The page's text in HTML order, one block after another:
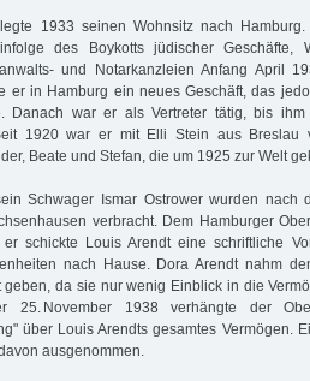
1933 seinen Wohnsitz nach
des Boykotts jüdischer Geschäfte,
und Notarkanzleien Anfang April
er in Hamburg ein neues Geschäft, das
Danach war er als Vertreter tätig, bis
1920 war er mit Elli Stein aus Breslau
Beate und Stefan, die um 1925 zur Welt
Schwager Ismar Ostrower wurden nach
verbracht. Dem Hamburger
schickte Louis Arendt eine schriftliche
nach Hause. Dora Arendt nahm
geben, da sie nur wenig Einblick in die
25. November 1938 verhängte der
über Louis Arendts gesamtes Vermögen.
ausgenommen.